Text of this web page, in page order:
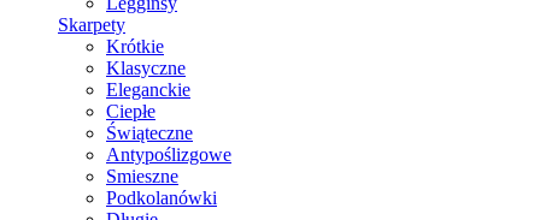
Skarpety
Krótkie
Klasyczne
Eleganckie
Ciepłe
Świąteczne
Antypoślizgowe
Smieszne
Podkolanówki